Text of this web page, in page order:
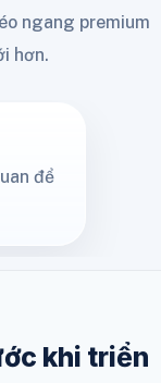
ngang premium
hơn.
để
khi triển